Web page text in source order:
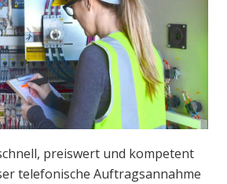
preiswert und kompetent
telefonische Auftragsannahme